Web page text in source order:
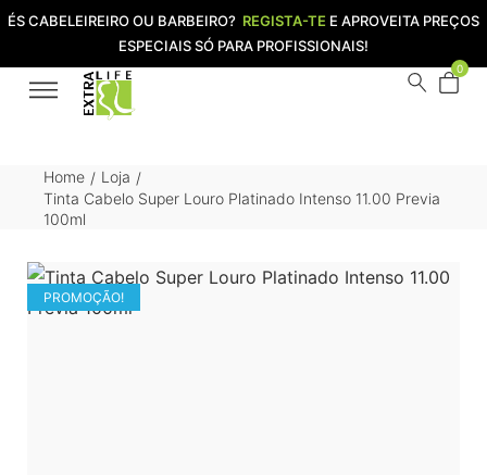
ÉS CABELEIREIRO OU BARBEIRO? REGISTA-TE E APROVEITA PREÇOS
ESPECIAIS SÓ PARA PROFISSIONAIS!
0
Home / Loja /
Tinta Cabelo Super Louro Platinado Intenso 11.00 Previa
100ml
PROMOÇÃO!